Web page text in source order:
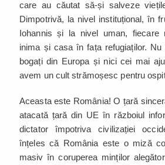
care au căutat să-și salveze
Dimpotrivă, la nivel instituțional, în
Iohannis și la nivel uman, fiecare
inima și casa în fața refugiaților.
bogați din Europa și nici cei mai
avem un cult strămoșesc pentru
Aceasta este România! O țară
atacată țară din UE în războiul
dictator împotriva civilizației
înțeles că România este o miză
masiv în coruperea minților